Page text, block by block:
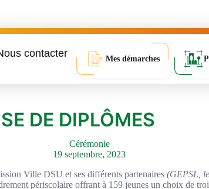
contacter Mes démarches
DE DIPLÔMES
Cérémonie
19 septembre, 2023
Ville DSU et ses différents partenaires (GEPSL,
périscolaire offrant à 159 jeunes un choix de